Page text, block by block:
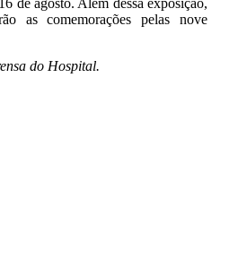
de agosto. Além dessa exposição,
as comemorações pelas nove
do Hospital.